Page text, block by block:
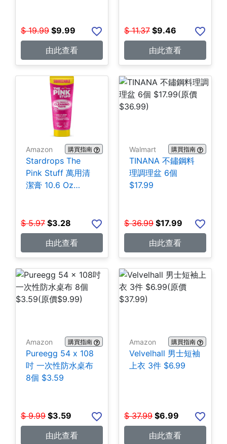
$ 19.99 $9.99
由此查看
$ 11.37 $9.46
由此查看
Amazon 購買指南
Stardrops The
Pink Stuff 萬用清
潔膏 10.6 Oz
$ 5.97 $3.28
由此查看
Walmart 購買指南
TINANA 不鏽鋼料
理調理盆 6個
$17.99
$ 36.99 $17.99
由此查看
Amazon 購買指南
Pureegg 54 x 108
吋 一次性防水桌布
8個 $3.59
$ 9.99 $3.59
由此查看
Amazon 購買指南
Velvelhall 男士短袖
上衣 3件 $6.99
$ 37.99 $6.99
由此查看